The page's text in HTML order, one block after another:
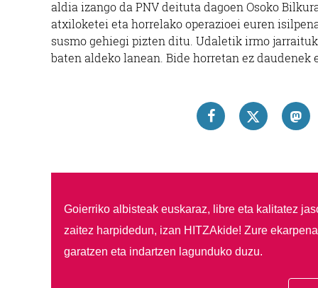
aldia izango da PNV deituta dagoen Osoko
atxiloketei eta horrelako operazioei euren
susmo gehiegi pizten ditu. Udaletik irmo
baten aldeko lanean. Bide horretan ez daudenek
Goierriko albisteak euskaraz, libre eta kalitatez
zaitez harpidedun, izan HITZAkide! Zure
garatzen eta indartzen lagunduko duzu.